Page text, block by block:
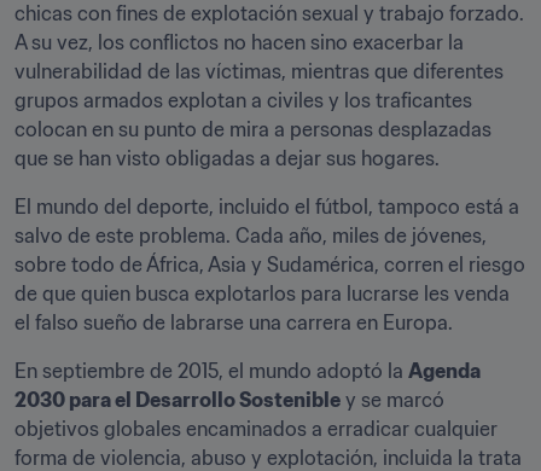
chicas con fines de explotación sexual y trabajo forzado.
A su vez, los conflictos no hacen sino exacerbar la
vulnerabilidad de las víctimas, mientras que diferentes
grupos armados explotan a civiles y los traficantes
colocan en su punto de mira a personas desplazadas
que se han visto obligadas a dejar sus hogares.
El mundo del deporte, incluido el fútbol, tampoco está a
salvo de este problema. Cada año, miles de jóvenes,
sobre todo de África, Asia y Sudamérica, corren el riesgo
de que quien busca explotarlos para lucrarse les venda
el falso sueño de labrarse una carrera en Europa.
En septiembre de 2015, el mundo adoptó la Agenda
2030 para el Desarrollo Sostenible y se marcó
objetivos globales encaminados a erradicar cualquier
forma de violencia, abuso y explotación, incluida la trata